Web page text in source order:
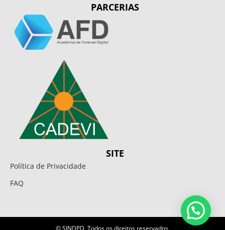
PARCERIAS
SITE
Política de Privacidade
FAQ